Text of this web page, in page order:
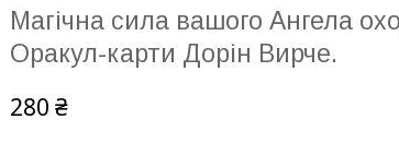
Магічна сила вашого Ангела
Оракул-карти Дорін Вирче.
280 ₴